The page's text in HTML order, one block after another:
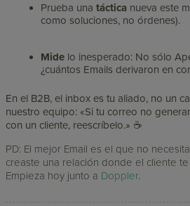
Prueba unatáctica nueva este
como soluciones, no órdenes).
Mide lo inesperado: No sólo
¿cuántos Emails derivaron en
En el B2B, el inbox es tu aliado, no un
nuestro equipo: «Si tu correo no
con un cliente, reescríbelo.» ☕
PD: El mejor Email es el que no
creaste una relación donde el cliente
Empieza hoy junto a Doppler.